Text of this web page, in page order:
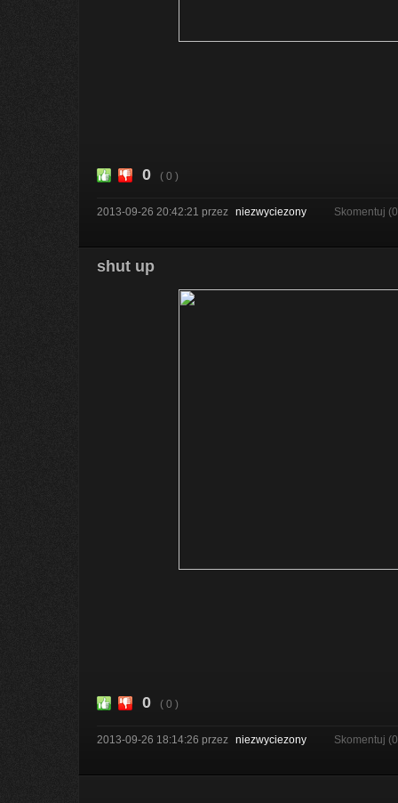
0 ( 0 )
2013-09-26 20:42:21 przez niezwyciezony Skomentuj
shut up
0 ( 0 )
2013-09-26 18:14:26 przez niezwyciezony Skomentuj